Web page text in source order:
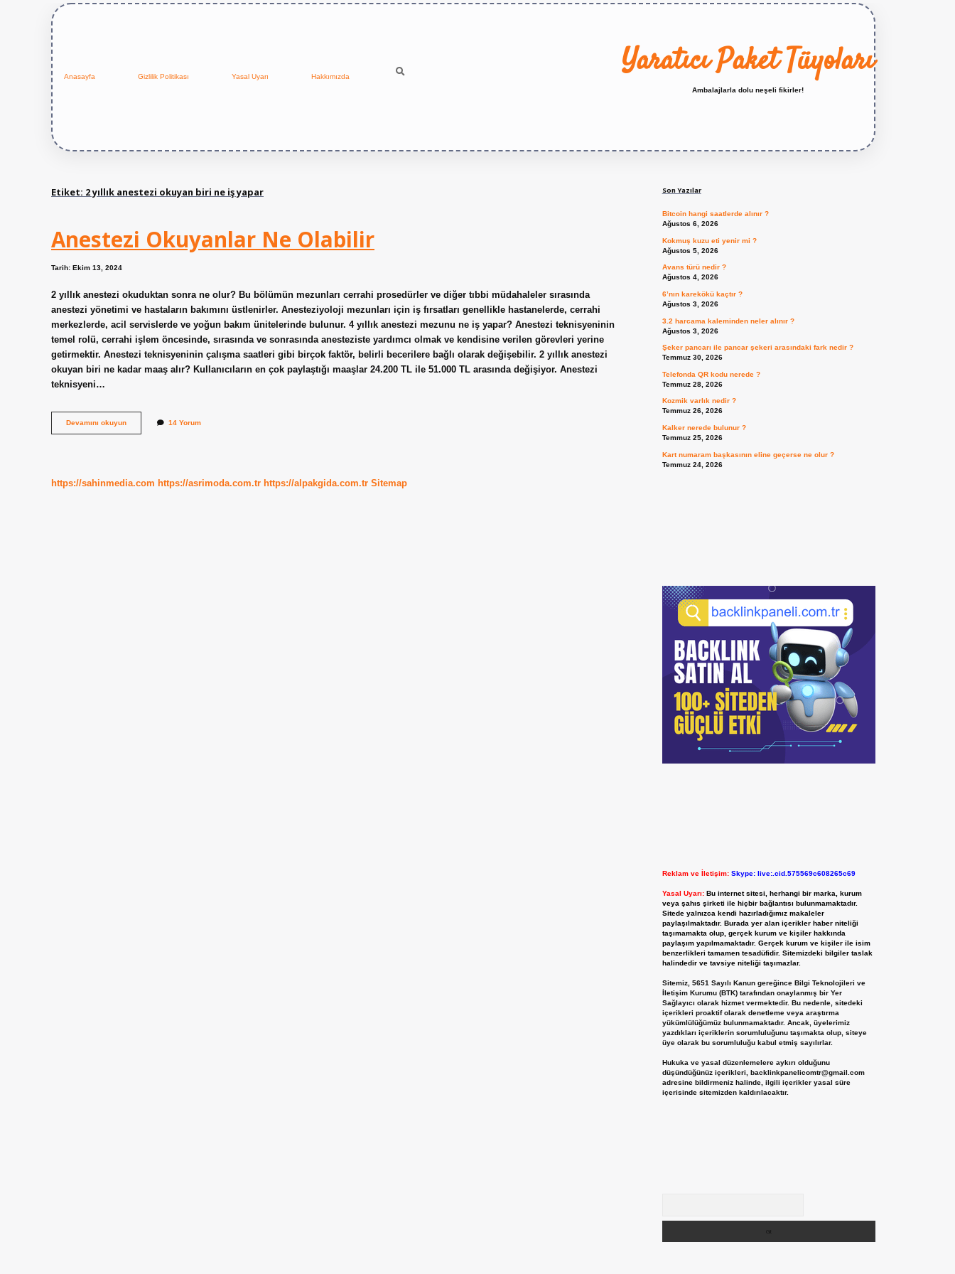
Anasayfa Gizlilik Politikası Yasal Uyarı Hakkımızda Yaratıcı Paket Tüyoları
Ambalajlarla dolu neşeli fikirler!
Etiket: 2 yıllık anestezi okuyan biri ne iş yapar
Anestezi Okuyanlar Ne Olabilir
Tarih: Ekim 13, 2024
2 yıllık anestezi okuduktan sonra ne olur? Bu bölümün mezunları cerrahi prosedürler ve diğer tıbbi müdahaleler sırasında
anestezi yönetimi ve hastaların bakımını üstlenirler. Anesteziyoloji mezunları için iş fırsatları genellikle hastanelerde, cerrahi
merkezlerde, acil servislerde ve yoğun bakım ünitelerinde bulunur. 4 yıllık anestezi mezunu ne iş yapar? Anestezi teknisyeninin
temel rolü, cerrahi işlem öncesinde, sırasında ve sonrasında anesteziste yardımcı olmak ve kendisine verilen görevleri yerine
getirmektir. Anestezi teknisyeninin çalışma saatleri gibi birçok faktör, belirli becerilere bağlı olarak değişebilir. 2 yıllık anestezi
okuyan biri ne kadar maaş alır? Kullanıcıların en çok paylaştığı maaşlar 24.200 TL ile 51.000 TL arasında değişiyor. Anestezi
teknisyeni…
Devamını okuyunAnestezi
Okuyanlar
14 Yorum
https://sahinmedia.com https://asrimoda.com.tr https://alpakgida.com.tr Sitemap
Son Yazılar
Bitcoin hangi saatlerde alınır ?
Ağustos 6, 2026
Kokmuş kuzu eti yenir mi ?
Ağustos 5, 2026
Avans türü nedir ?
Ağustos 4, 2026
6’nın karekökü kaçtır ?
Ağustos 3, 2026
3.2 harcama kaleminden neler alınır ?
Ağustos 3, 2026
Şeker pancarı ile pancar şekeri arasındaki fark nedir ?
Temmuz 30, 2026
Telefonda QR kodu nerede ?
Temmuz 28, 2026
Kozmik varlık nedir ?
Temmuz 26, 2026
Kalker nerede bulunur ?
Temmuz 25, 2026
Kart numaram başkasının eline geçerse ne olur ?
Temmuz 24, 2026
Reklam ve İletişim: Skype: live:.cid.575569c608265c69
Yasal Uyarı: Bu internet sitesi, herhangi bir marka, kurum
veya şahıs şirketi ile hiçbir bağlantısı bulunmamaktadır.
Sitede yalnızca kendi hazırladığımız makaleler
paylaşılmaktadır. Burada yer alan içerikler haber niteliği
taşımamakta olup, gerçek kurum ve kişiler hakkında
paylaşım yapılmamaktadır. Gerçek kurum ve kişiler ile isim
benzerlikleri tamamen tesadüfidir. Sitemizdeki bilgiler taslak
halindedir ve tavsiye niteliği taşımazlar.
Sitemiz, 5651 Sayılı Kanun gereğince Bilgi Teknolojileri ve
İletişim Kurumu (BTK) tarafından onaylanmış bir Yer
Sağlayıcı olarak hizmet vermektedir. Bu nedenle, sitedeki
içerikleri proaktif olarak denetleme veya araştırma
yükümlülüğümüz bulunmamaktadır. Ancak, üyelerimiz
yazdıkları içeriklerin sorumluluğunu taşımakta olup, siteye
üye olarak bu sorumluluğu kabul etmiş sayılırlar.
Hukuka ve yasal düzenlemelere aykırı olduğunu
düşündüğünüz içerikleri, backlinkpanelicomtr@gmail.com
adresine bildirmeniz halinde, ilgili içerikler yasal süre
içerisinde sitemizden kaldırılacaktır.